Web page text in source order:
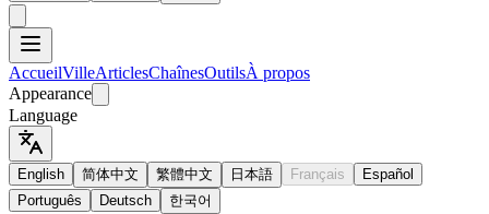
AccueilVilleArticlesChaînesOutilsÀ propos
Appearance
Language
English 简体中文 繁體中文 日本語 Français
Español
Português
Deutsch 한국어